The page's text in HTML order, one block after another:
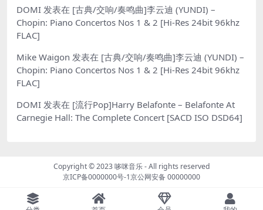
DOMI 发表在 [古典/交响/奏鸣曲]李云迪 (YUNDI) –
Chopin: Piano Concertos Nos 1 & 2 [Hi-Res 24bit 96khz
FLAC]
Mike Waigon 发表在 [古典/交响/奏鸣曲]李云迪 (YUNDI) –
Chopin: Piano Concertos Nos 1 & 2 [Hi-Res 24bit 96khz
FLAC]
DOMI 发表在 [流行Pop]Harry Belafonte – Belafonte At
Carnegie Hall: The Complete Concert [SACD ISO DSD64]
Copyright © 2023哆咪音乐- All rights reserved
京ICP备0000000号-1京公网安备 00000000